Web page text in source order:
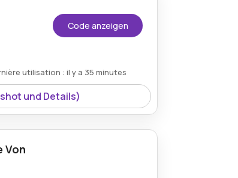
Code anzeigen
utilisation : il y a 35 minutes
und Details)
Von